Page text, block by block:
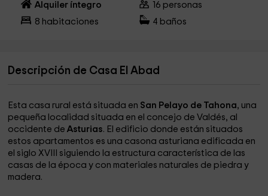
Alquiler íntegro 16 personas
8 habitaciones 4 baños
Descripción de Casa El Abad
Esta casa rural está situada en San Pelayo de Tahona, una
pequeña localidad situada en el concejo de Valdés, al
occidente deAsturias. El edificio donde están situados
estos apartamentos es una casona asturiana edificada en
el siglo XVIII siguiendo la estructura característica de las
casas de la época y con materiales naturales de piedra y
madera.